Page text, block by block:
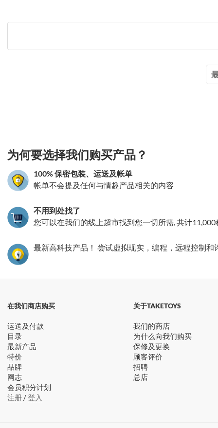
为何要选择我们购买产品？
100% 保密包装、运送及帐单
帐单不会提及任何与情趣产品相关的内容
不用到处找了
您可以在我们的线上超市找到您一切所需, 共计11,000
最新高科技产品！ 尝试虚拟现实，编程，远程控制
在我们商店购买
运送及付款
目录
最新产品
特价
品牌
网志
会员积分计划
注册/登入
关于TAKETOYS
我们的商店
为什么向我们购买
保修及更换
顾客评价
招聘
总店